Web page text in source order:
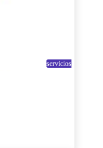
servicios